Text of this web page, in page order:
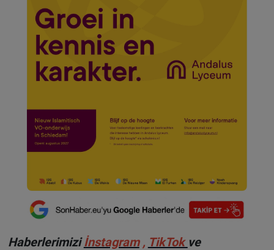
Haberlerimiziİnstagram , TikTok ve